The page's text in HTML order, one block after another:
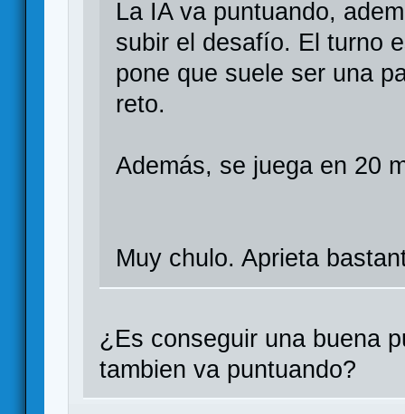
La IA va puntuando,
subir el desafío. El turno
pone que suele ser una
reto.
Además, se juega en 20
Muy chulo. Aprieta
¿Es conseguir una buena
tambien va puntuando?